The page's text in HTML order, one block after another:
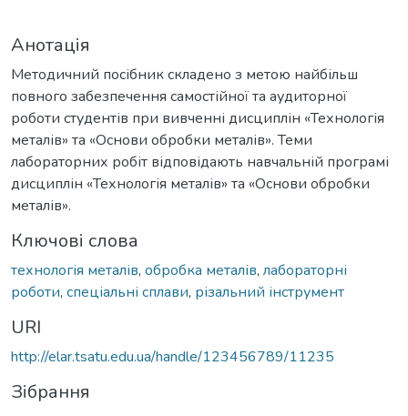
Анотація
Методичний посібник складено з метою найбільш
повного забезпечення самостійної та аудиторної
роботи студентів при вивченні дисциплін «Технологія
металів» та «Основи обробки металів». Теми
лабораторних робіт відповідають навчальній програмі
дисциплін «Технологія металів» та «Основи обробки
металів».
Ключові слова
технологія металів, обробка металів, лабораторні
роботи, спеціальні сплави, різальний інструмент
URI
http://elar.tsatu.edu.ua/handle/123456789/11235
Зібрання